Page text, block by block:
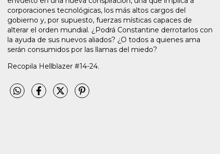
corporaciones tecnológicas, los más altos cargos del
gobierno y, por supuesto, fuerzas místicas capaces de
alterar el orden mundial. ¿Podrá Constantine derrotarlos con
la ayuda de sus nuevos aliados? ¿O todos a quienes ama
serán consumidos por las llamas del miedo?
Recopila Hellblazer #14-24.